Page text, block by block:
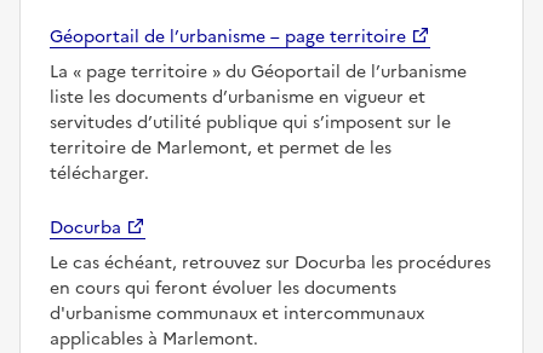
Géoportail de l’urbanisme – page territoire
La
page territoire
du Géoportail de l’urbanisme
liste les documents d’urbanisme en vigueur et
servitudes d’utilité publique qui s’imposent sur le
territoire de Marlemont, et permet de les
télécharger.
Docurba
Le cas échéant, retrouvez sur Docurba les procédures
en cours qui feront évoluer les documents
d'urbanisme communaux et intercommunaux
applicables à Marlemont.